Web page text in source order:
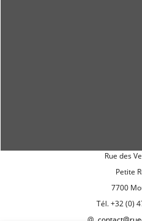
Rue des
Petite
7700
Tél. +32 (0)